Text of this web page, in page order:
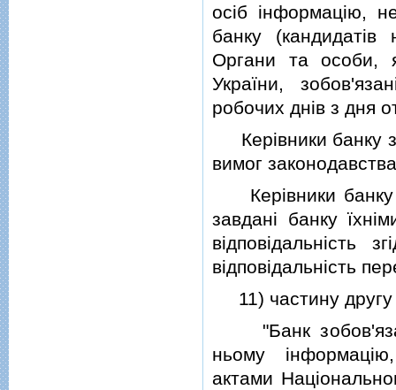
осiб iнформацiю,
банку (кандидатiв
Органи та особи,
України,
робочих днiв з дня
Керiвники банку
вимог
Керiвники банку
завданi банку
вiдповiдальнiсть
вiдповiдальнiсть
11) частину
"Банк
ньому iнформацiю,
актами